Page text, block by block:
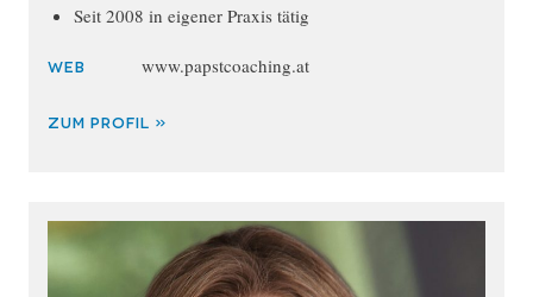
Seit 2008 in eigener Praxis tätig
WEB www.papstcoaching.at
ZUM PROFIL »